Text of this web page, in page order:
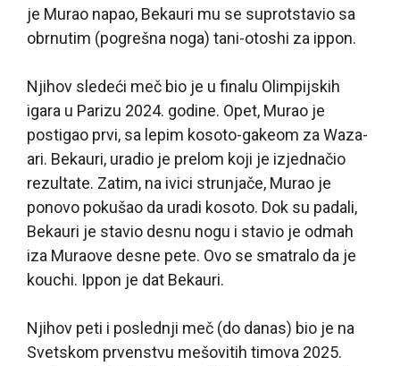
je Murao napao, Bekauri mu se suprotstavio sa
obrnutim (pogrešna noga) tani-otoshi za ippon.
Njihov sledeći meč bio je u finalu Olimpijskih
igara u Parizu 2024. godine. Opet, Murao je
postigao prvi, sa lepim kosoto-gakeom za Waza-
ari. Bekauri, uradio je prelom koji je izjednačio
rezultate. Zatim, na ivici strunjače, Murao je
ponovo pokušao da uradi kosoto. Dok su padali,
Bekauri je stavio desnu nogu i stavio je odmah
iza Muraove desne pete. Ovo se smatralo da je
kouchi. Ippon je dat Bekauri.
Njihov peti i poslednji meč (do danas) bio je na
Svetskom prvenstvu mešovitih timova 2025.